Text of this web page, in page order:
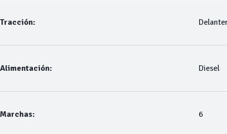
Tracción:
Alimentación: Diesel
Marchas: 6